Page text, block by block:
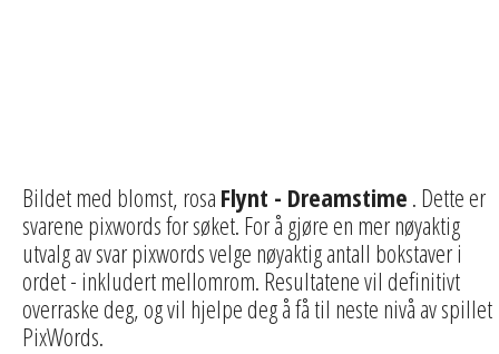
Bildet med blomst, rosa Flynt - Dreamstime . Dette er
svarene pixwords for søket. For å gjøre en mer nøyaktig
utvalg av svar pixwords velge nøyaktig antall bokstaver i
ordet - inkludert mellomrom. Resultatene vil definitivt
overraske deg, og vil hjelpe deg å få til neste nivå av spillet
PixWords.